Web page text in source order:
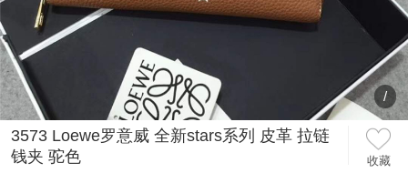
/
3573 Loewe罗意威 全新stars系列 皮革 拉链
钱夹 驼色
收藏